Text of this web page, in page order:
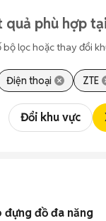
phù hợp
lọc hoặc thay đổi
Điện thoại ZTE
Đổi khu vực
đựng đồ đa năng